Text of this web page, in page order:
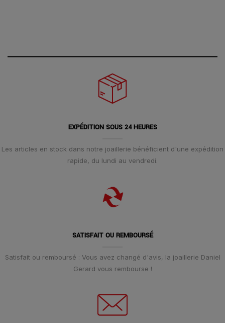
EXPÉDITION SOUS 24 HEURES
Les articles en stock dans notre joaillerie bénéficient d'une expédition
rapide, du lundi au vendredi.
SATISFAIT OU REMBOURSÉ
Satisfait ou remboursé : Vous avez changé d'avis, la joaillerie Daniel
Gerard vous rembourse !